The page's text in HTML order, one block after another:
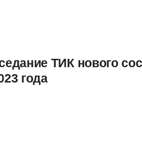
ТИК нового
года